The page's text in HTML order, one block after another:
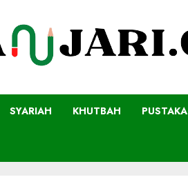
SYARIAH KHUTBAH PUSTAKA